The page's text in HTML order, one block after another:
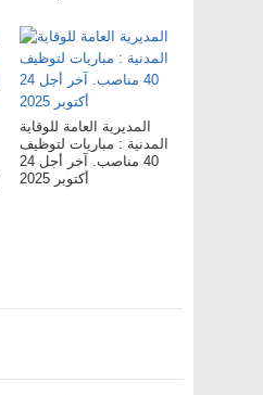
المديرية العامة للوقاية
المدنية : مباريات لتوظيف
40 مناصب. آخر أجل 24
أكتوبر 2025